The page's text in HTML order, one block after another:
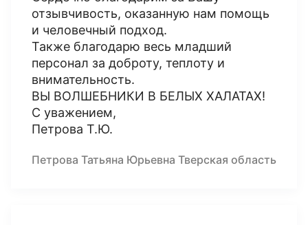
отзывчивость, оказанную нам помощь
и человечный подход.
Также благодарю весь младший
персонал за доброту, теплоту и
внимательность.
ВЫ ВОЛШЕБНИКИ В БЕЛЫХ ХАЛАТАХ!
С уважением,
Петрова Т.Ю.
Петрова Татьяна Юрьевна Тверская область